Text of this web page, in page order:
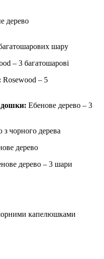
дерево
шару
– 3 багатошарові
Rosewood – 5
дошки: Ебенове дерево – 3
з чорного дерева
дерево
дерево – 3 шари
капелюшками